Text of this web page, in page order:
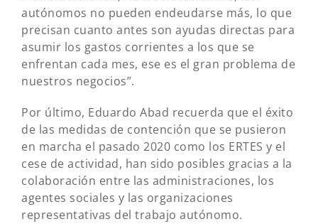
autónomos no pueden endeudarse más, lo que
precisan cuanto antes son ayudas directas para
asumir los gastos corrientes a los que se
enfrentan cada mes, ese es el gran problema de
nuestros negocios”.
Por último, Eduardo Abad recuerda que el éxito
de las medidas de contención que se pusieron
en marcha el pasado 2020 como los ERTES y el
cese de actividad, han sido posibles gracias a la
colaboración entre las administraciones, los
agentes sociales y las organizaciones
representativas del trabajo autónomo.